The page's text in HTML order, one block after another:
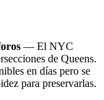
— El NYC
de Queens.
en días pero se
para preservarlas.